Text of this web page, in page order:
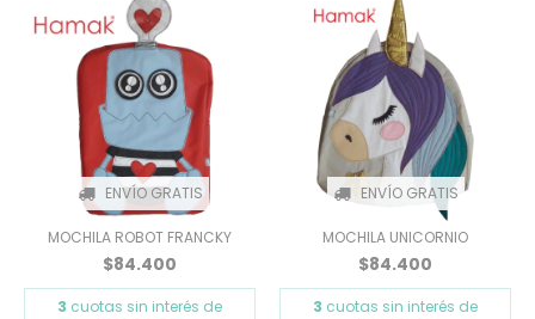
ENVÍO GRATIS
MOCHILA ROBOT FRANCKY
$84.400
3 cuotas sin interés de
ENVÍO GRATIS
MOCHILA UNICORNIO
$84.400
3 cuotas sin interés de